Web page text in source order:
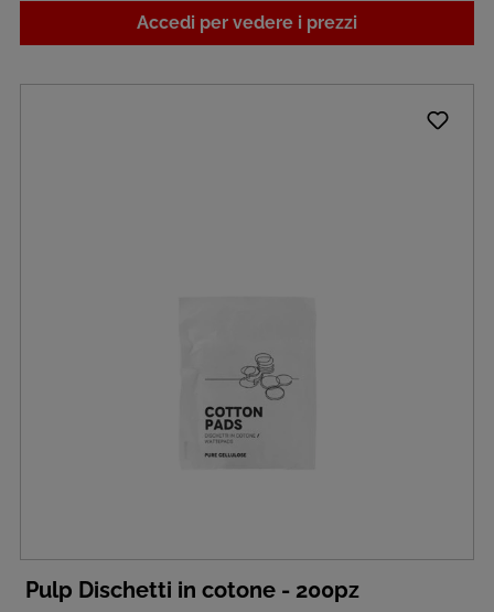
Accedi per vedere i prezzi
Pulp Dischetti in cotone - 200pz